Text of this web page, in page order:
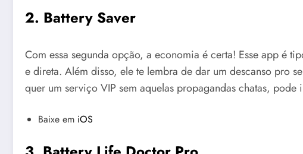
2. Battery Saver
Com essa segunda opção, a economia é certa! Esse app é
e direta. Além disso, ele te lembra de dar um descanso pro
quer um serviço VIP sem aquelas propagandas chatas, pode
Baixe em iOS